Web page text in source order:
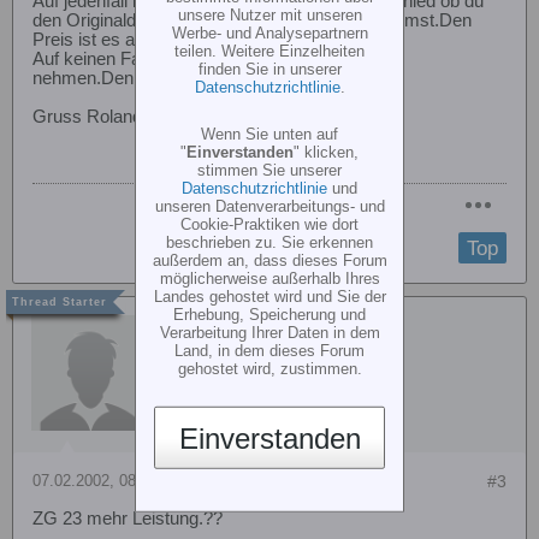
den Originaldämpfer oder ein Resodämpfer nimmst.Den
Preis ist es auf jedenfall wert.
Auf keinen Fall darfst du ein \"Flächenresorohr\"
nehmen.Denn dann überhitzt der ZG im Hubi.
Gruss Roland
Top
Gast
#3
07.02.2002, 08:26
ZG 23 mehr Leistung.??
unsere Nutzer mit unseren
Werbe- und Analysepartnern
teilen. Weitere Einzelheiten
finden Sie in unserer
Datenschutzrichtlinie.
Wenn Sie unten auf
" Einverstanden" klicken,
stimmen Sie unserer
Datenschutzrichtlinie und
unseren Datenverarbeitungs- und
Cookie-Praktiken wie dort
beschrieben zu. Sie erkennen
außerdem an, dass dieses Forum
möglicherweise außerhalb Ihres
Landes gehostet wird und Sie der
Erhebung, Speicherung und
Verarbeitung Ihrer Daten in dem
Land, in dem dieses Forum
gehostet wird, zustimmen.
Einverstanden